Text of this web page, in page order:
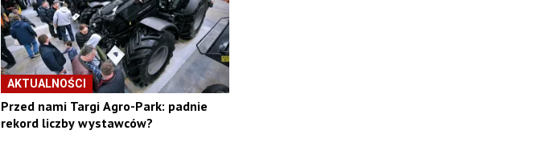
AKTUALNOŚCI
Przed nami Targi Agro-Park: padnie
rekord liczby wystawców?